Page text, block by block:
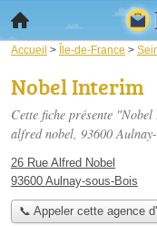
Accueil > Île-de-France >
Nobel Interim
Cette fiche présente
alfred nobel, 93600
26 Rue Alfred Nobel
93600 Aulnay-sous-Bois
📞 Appeler cette agence